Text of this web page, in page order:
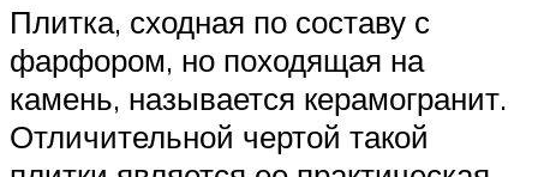
Плитка, сходная по составу с
фарфором, но походящая на
камень, называется керамогранит.
Отличительной чертой такой